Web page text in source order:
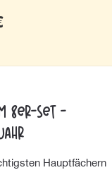
8er-Set -
Hauptfächern